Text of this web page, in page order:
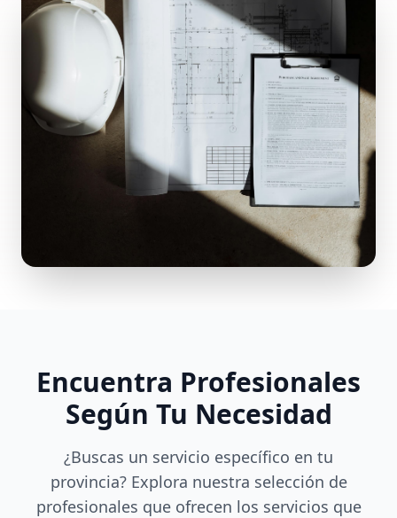
Encuentra Profesionales
Según Tu Necesidad
¿Buscas un servicio específico en tu
provincia? Explora nuestra selección de
profesionales que ofrecen los servicios que